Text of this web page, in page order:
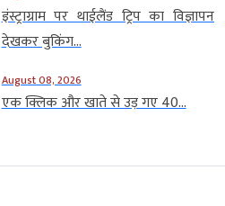
इंस्ट्राग्राम पर थाईलैंड ट्रिप का विज्ञापन
देखकर बुकिंग...
August 08, 2026
एक क्लिक और खाते से उड़ गए 40...